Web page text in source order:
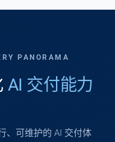
PANORAMA
AI 交付能力
、可维护的 AI 交付体